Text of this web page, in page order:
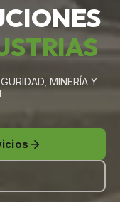
MINERÍA Y